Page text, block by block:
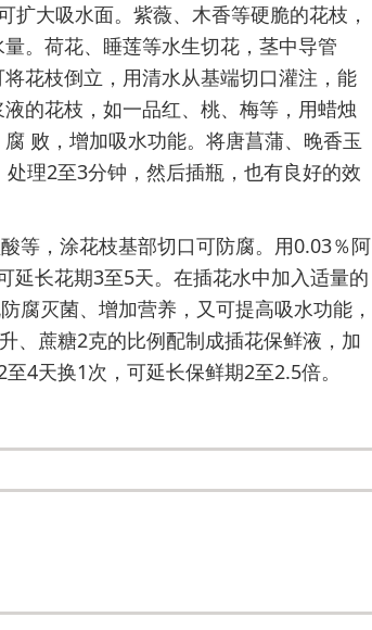
大吸水面。紫薇、木香等硬脆的花枝，
。荷花、睡莲等水生切花，茎中导管
花枝倒立，用清水从基端切口灌注，能
的花枝，如一品红、桃、梅等，用蜡烛
败，增加吸水功能。将唐菖蒲、晚香玉
理2至3分钟，然后插瓶，也有良好的效
，涂花枝基部切口可防腐。用0.03％阿
延长花期3至5天。在插花水中加入适量的
腐灭菌、增加营养，又可提高吸水功能，
、蔗糖2克的比例配制成插花保鲜液，加
4天换1次，可延长保鲜期2至2.5倍。